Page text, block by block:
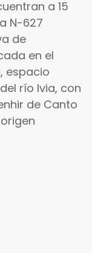
a 15
N-627
de
en el
espacio
río Ivia, con
de Canto